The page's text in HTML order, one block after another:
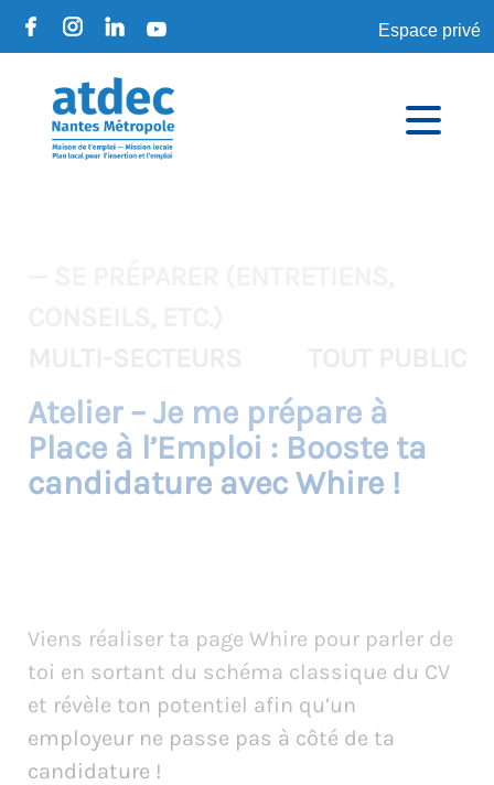
Espace privé
Atelier – Je me prépare à
Place à l’Emploi : Booste ta
candidature avec Whire !
Viens réaliser ta page Whire pour parler de
toi en sortant du schéma classique du CV
et révèle ton potentiel afin qu’un
employeur ne passe pas à côté de ta
candidature !